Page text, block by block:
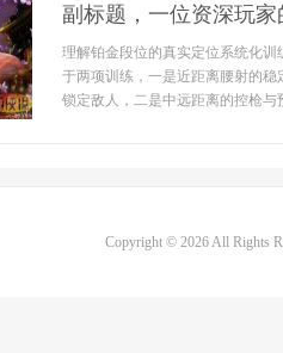
副标题，一位资深玩
理解铂金段位的真实定位系统化
于两项训练，一是近距离腰射的
锁定敌人，二是中远距离的控枪与
Copyright © 2026 All Rights